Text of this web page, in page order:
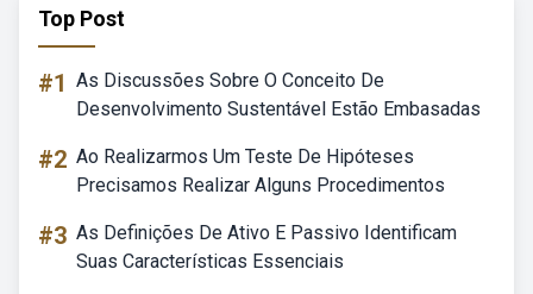
Top Post
#1 As Discussões Sobre O Conceito De
Desenvolvimento Sustentável Estão Embasadas
#2 Ao Realizarmos Um Teste De Hipóteses
Precisamos Realizar Alguns Procedimentos
#3 As Definições De Ativo E Passivo Identificam
Suas Características Essenciais